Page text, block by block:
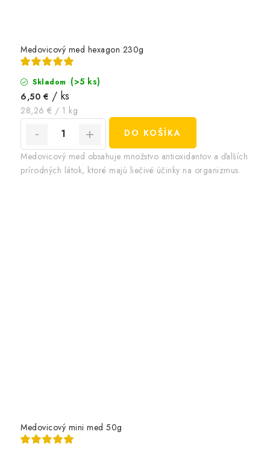
Medovicový med hexagon 230g
Skladom (>5 ks)
6,50 € / ks
Jednotková
cena:
28,26 € / 1 kg
DO KOŠÍKA
Medovicový med obsahuje množstvo antioxidantov a ďalších
prírodných látok, ktoré majú liečivé účinky na organizmus.
Medovicový mini med 50g